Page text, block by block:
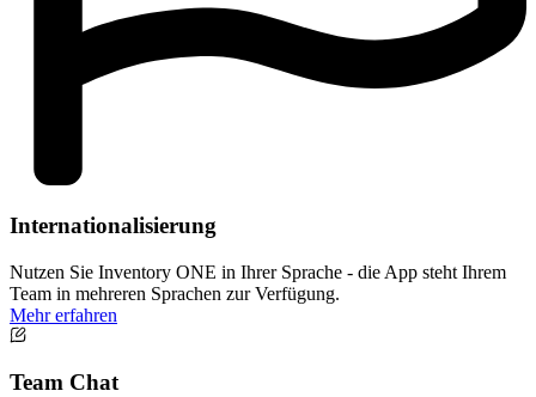
Internationalisierung
Nutzen Sie Inventory ONE in Ihrer Sprache - die App steht Ihrem
Team in mehreren Sprachen zur Verfügung.
Mehr erfahren
Team Chat